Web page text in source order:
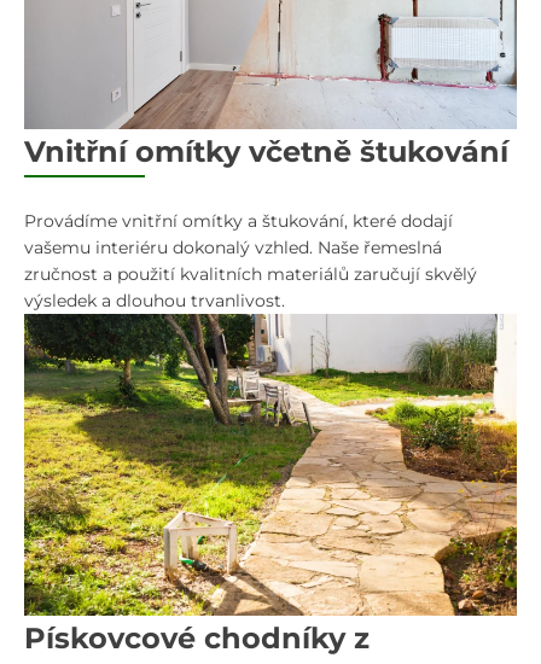
Vnitřní omítky včetně štukování
Provádíme vnitřní omítky a štukování, které dodají
vašemu interiéru dokonalý vzhled. Naše řemeslná
zručnost a použití kvalitních materiálů zaručují skvělý
výsledek a dlouhou trvanlivost.
Pískovcové chodníky z